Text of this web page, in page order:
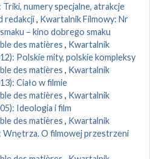
numery specjalne, atrakcje
redakcji, Kwartalnik Filmowy: Nr
– kino dobrego smaku
des matières , Kwartalnik
Polskie mity, polskie kompleksy
des matières , Kwartalnik
Ciało w filmie
des matières , Kwartalnik
Ideologia i film
des matières , Kwartalnik
Wnętrza. O filmowej przestrzeni